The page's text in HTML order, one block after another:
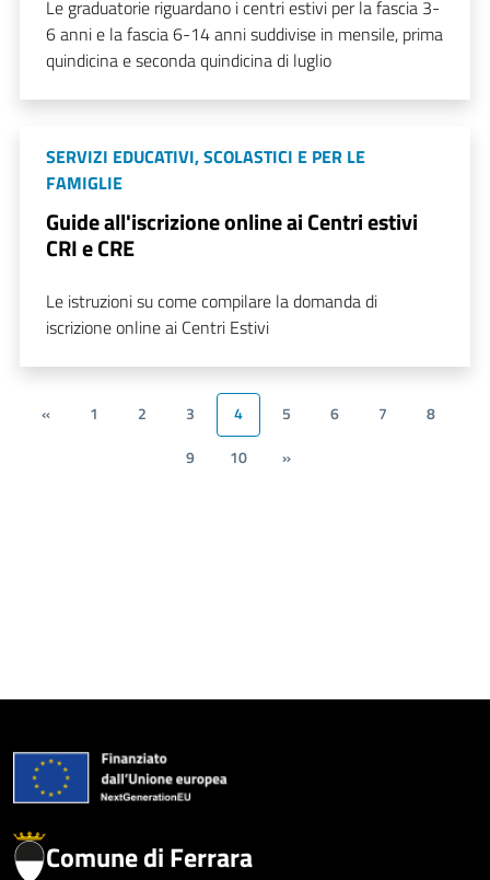
Le graduatorie riguardano i centri estivi per la fascia 3-
6 anni e la fascia 6-14 anni suddivise in mensile, prima
quindicina e seconda quindicina di luglio
SERVIZI EDUCATIVI, SCOLASTICI E PER LE
FAMIGLIE
Guide all'iscrizione online ai Centri estivi
CRI e CRE
Le istruzioni su come compilare la domanda di
iscrizione online ai Centri Estivi
« 1 2 3 4 5 6 7
8
9
10 »
Comune di Ferrara